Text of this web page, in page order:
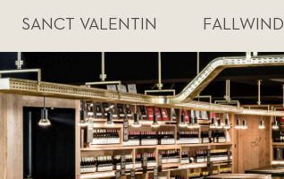
SANCT VALENTIN FALLWIND